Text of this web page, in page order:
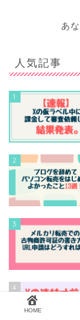
あ
人気記事
1
2
3
4
HOME